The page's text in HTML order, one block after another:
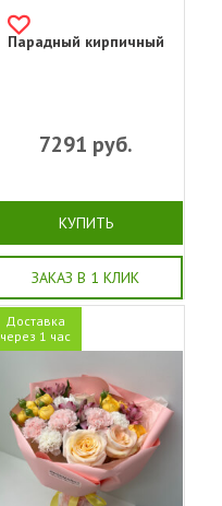
Парадный кирпичный
7291 руб.
КУПИТЬ
ЗАКАЗ В 1 КЛИК
Доставка
через 1 час